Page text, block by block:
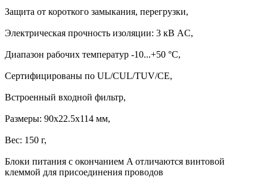
Защита от короткого замыкания, перегрузки,
Электрическая прочность изоляции: 3 кВ AC,
Диапазон рабочих температур -10...+50 °C,
Сертифицированы по UL/CUL/TUV/CE,
Встроенный входной фильтр,
Размеры: 90х22.5х114 мм,
Вес: 150 г,
Блоки питания с окончанием A отличаются винтовой
клеммой для присоединения проводов